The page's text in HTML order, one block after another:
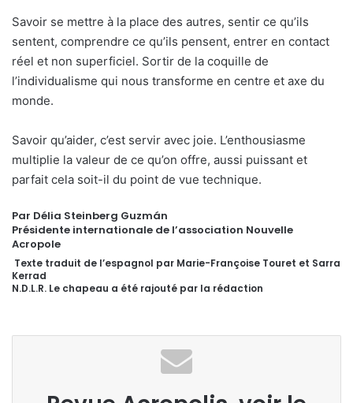
Savoir se mettre à la place des autres, sentir ce qu’ils
sentent, comprendre ce qu’ils pensent, entrer en contact
réel et non superficiel. Sortir de la coquille de
l’individualisme qui nous transforme en centre et axe du
monde.
Savoir qu’aider, c’est servir avec joie. L’enthousiasme
multiplie la valeur de ce qu’on offre, aussi puissant et
parfait cela soit-il du point de vue technique.
Par Délia Steinberg Guzmán
Présidente internationale de l’association Nouvelle
Acropole
Texte traduit de l’espagnol par Marie-Françoise Touret et Sarra
Kerrad
N.D.L.R. Le chapeau a été rajouté par la rédaction